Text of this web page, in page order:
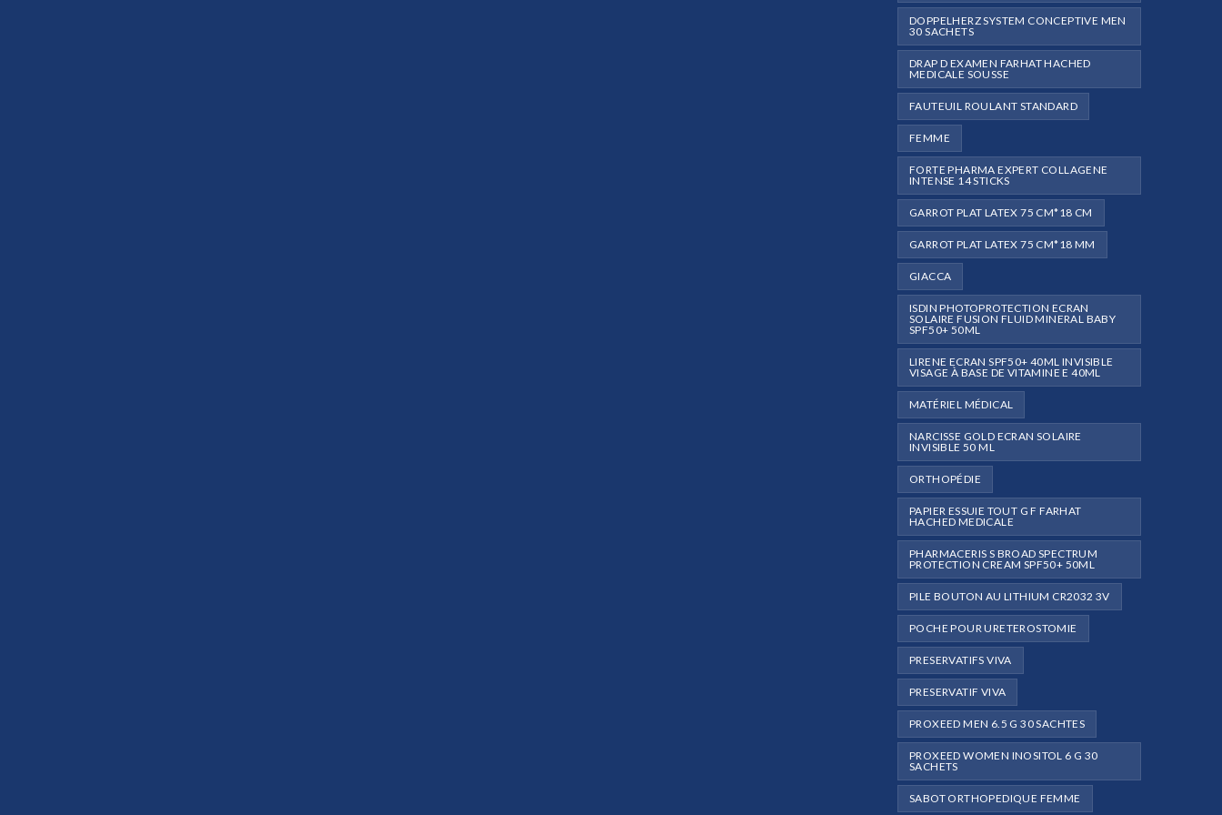
DOPPELHERZ SYSTEM CONCEPTIVE MEN
30 SACHETS
DRAP D EXAMEN FARHAT HACHED
MEDICALE SOUSSE
FAUTEUIL ROULANT STANDARD
FEMME
FORTE PHARMA EXPERT COLLAGENE
INTENSE 14 STICKS
GARROT PLAT LATEX 75 CM*18 CM
GARROT PLAT LATEX 75 CM*18 MM
GIACCA
ISDIN PHOTOPROTECTION ECRAN
SOLAIRE FUSION FLUID MINERAL BABY
SPF50+ 50ML
LIRENE ECRAN SPF50+ 40ML INVISIBLE
VISAGE À BASE DE VITAMINE E 40ML
MATÉRIEL MÉDICAL
NARCISSE GOLD ECRAN SOLAIRE
INVISIBLE 50 ML
ORTHOPÉDIE
PAPIER ESSUIE TOUT G F FARHAT
HACHED MEDICALE
PHARMACERIS S BROAD SPECTRUM
PROTECTION CREAM SPF50+ 50ML
PILE BOUTON AU LITHIUM CR2032 3V
POCHE POUR URETEROSTOMIE
PRESERVATIFS VIVA
PRESERVATIF VIVA
PROXEED MEN 6.5 G 30 SACHTES
PROXEED WOMEN INOSITOL 6 G 30
SACHETS
SABOT ORTHOPEDIQUE FEMME